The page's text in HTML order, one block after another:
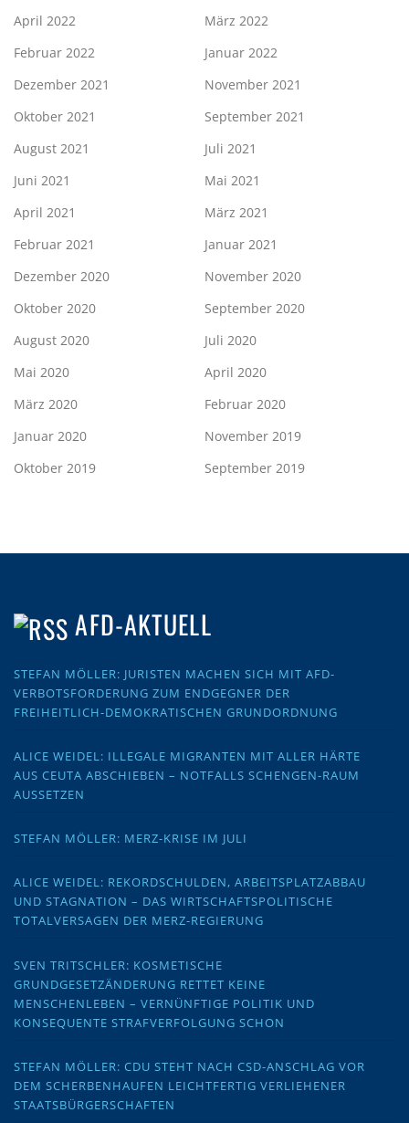
April 2022
März 2022
Februar 2022
Januar 2022
Dezember 2021
November 2021
Oktober 2021
September 2021
August 2021
Juli 2021
Juni 2021
Mai 2021
April 2021
März 2021
Februar 2021
Januar 2021
Dezember 2020
November 2020
Oktober 2020
September 2020
August 2020
Juli 2020
Mai 2020
April 2020
März 2020
Februar 2020
Januar 2020
November 2019
Oktober 2019
September 2019
AFD-AKTUELL
STEFAN MÖLLER: JURISTEN MACHEN SICH MIT AFD-
VERBOTSFORDERUNG ZUM ENDGEGNER DER
FREIHEITLICH-DEMOKRATISCHEN GRUNDORDNUNG
ALICE WEIDEL: ILLEGALE MIGRANTEN MIT ALLER HÄRTE
AUS CEUTA ABSCHIEBEN – NOTFALLS SCHENGEN-RAUM
AUSSETZEN
STEFAN MÖLLER: MERZ-KRISE IM JULI
ALICE WEIDEL: REKORDSCHULDEN, ARBEITSPLATZABBAU
UND STAGNATION – DAS WIRTSCHAFTSPOLITISCHE
TOTALVERSAGEN DER MERZ-REGIERUNG
SVEN TRITSCHLER: KOSMETISCHE
GRUNDGESETZÄNDERUNG RETTET KEINE
MENSCHENLEBEN – VERNÜNFTIGE POLITIK UND
KONSEQUENTE STRAFVERFOLGUNG SCHON
STEFAN MÖLLER: CDU STEHT NACH CSD-ANSCHLAG VOR
DEM SCHERBENHAUFEN LEICHTFERTIG VERLIEHENER
STAATSBÜRGERSCHAFTEN